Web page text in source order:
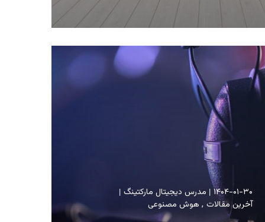
۱۴۰۴-۰۱-۳۰ مدرس دیجیتال مارکتینگ
آخرین مقالات هوش مصنوعی